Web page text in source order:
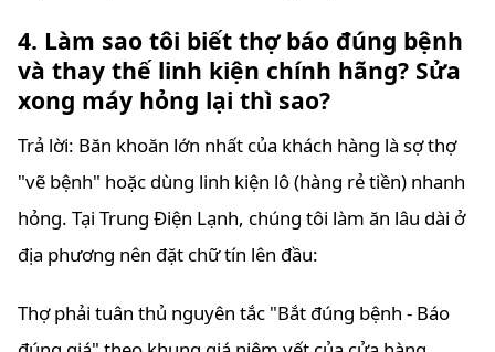
4. Làm sao tôi biết thợ báo đúng bệnh
và thay thế linh kiện chính hãng? Sửa
xong máy hỏng lại thì sao?
Trả lời: Băn khoăn lớn nhất của khách hàng là sợ thợ
"vẽ bệnh" hoặc dùng linh kiện lô (hàng rẻ tiền) nhanh
hỏng. Tại Trung Điện Lạnh, chúng tôi làm ăn lâu dài ở
địa phương nên đặt chữ tín lên đầu:
Thợ phải tuân thủ nguyên tắc "Bắt đúng bệnh - Báo